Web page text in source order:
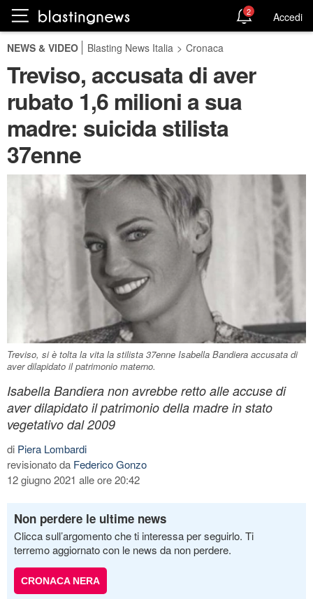
2 Accedi
NEWS & VIDEO Blasting News Italia > Cronaca
Treviso, accusata di aver
rubato 1,6 milioni a sua
madre: suicida stilista
37enne
Treviso, si è tolta la vita la stilista 37enne Isabella Bandiera accusata di
aver dilapidato il patrimonio materno.
Isabella Bandiera non avrebbe retto alle accuse di
aver dilapidato il patrimonio della madre in stato
vegetativo dal 2009
di Piera Lombardi
revisionato da Federico Gonzo
12 giugno 2021 alle ore 20:42
Non perdere le ultime news
Clicca sull’argomento che ti interessa per seguirlo. Ti
terremo aggiornato con le news da non perdere.
CRONACA NERA